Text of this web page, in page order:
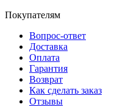
Покупателям
Вопрос-ответ
Доставка
Оплата
Гарантия
Возврат
Как сделать заказ
Отзывы